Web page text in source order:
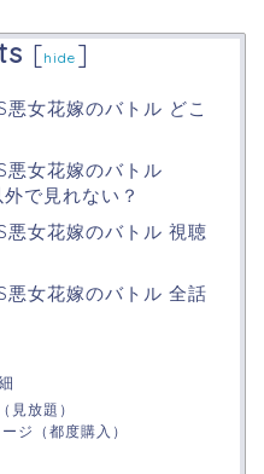
[hide ]
女花嫁のバトル どこ
悪女花嫁のバトル
で見れない？
悪女花嫁のバトル 視聴
悪女花嫁のバトル 全話
見放題）
ジ（都度購入）